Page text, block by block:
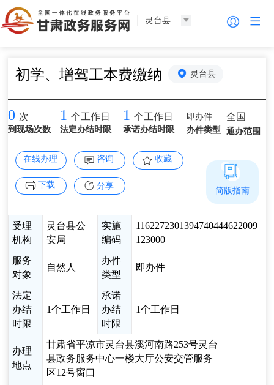
灵台县
初学、增驾工本费缴纳 灵台县
0 次
到现场次数
1 个工作日
法定办结时限
1 个工作日
承诺办结时限
即办件
办件类型
全国
通办范围
在线办理 咨询 收藏
下载 分享
受理
机构
灵台县公
安局
实施
编码
1162272301394740444622009
123000
服务
对象
自然人
办件
类型
即办件
法定
办结
时限
1个工作日
承诺
办结
时限
1个工作日
办理
地点
甘肃省平凉市灵台县溪河南路253号灵台
县政务服务中心一楼大厅公安交管服务
区12号窗口
简版指南